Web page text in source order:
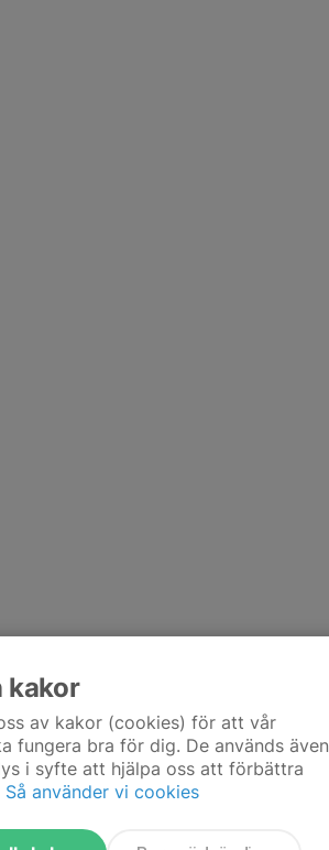
kakor
av kakor (cookies) för att vår
fungera bra för dig. De används även
i syfte att hjälpa oss att förbättra
Så använder vi cookies